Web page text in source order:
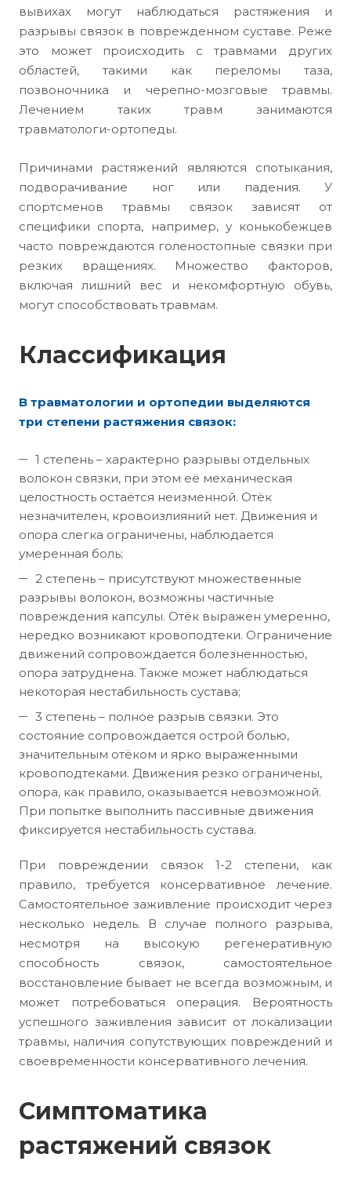
вывихах могут наблюдаться растяжения и
разрывы связок в поврежденном суставе. Реже
это может происходить с травмами других
областей, такими как переломы таза,
позвоночника и черепно-мозговые травмы.
Лечением таких травм занимаются
травматологи-ортопеды.
Причинами растяжений являются спотыкания,
подворачивание ног или падения. У
спортсменов травмы связок зависят от
специфики спорта, например, у конькобежцев
часто повреждаются голеностопные связки при
резких вращениях. Множество факторов,
включая лишний вес и некомфортную обувь,
могут способствовать травмам.
Классификация
В травматологии и ортопедии выделяются
три степени растяжения связок:
1 степень – характерно разрывы отдельных
волокон связки, при этом её механическая
целостность остаётся неизменной. Отёк
незначителен, кровоизлияний нет. Движения и
опора слегка ограничены, наблюдается
умеренная боль;
2 степень – присутствуют множественные
разрывы волокон, возможны частичные
повреждения капсулы. Отёк выражен умеренно,
нередко возникают кровоподтеки. Ограничение
движений сопровождается болезненностью,
опора затруднена. Также может наблюдаться
некоторая нестабильность сустава;
3 степень – полное разрыв связки. Это
состояние сопровождается острой болью,
значительным отёком и ярко выраженными
кровоподтеками. Движения резко ограничены,
опора, как правило, оказывается невозможной.
При попытке выполнить пассивные движения
фиксируется нестабильность сустава.
При повреждении связок 1-2 степени, как
правило, требуется консервативное лечение.
Самостоятельное заживление происходит через
несколько недель. В случае полного разрыва,
несмотря на высокую регенеративную
способность связок, самостоятельное
восстановление бывает не всегда возможным, и
может потребоваться операция. Вероятность
успешного заживления зависит от локализации
травмы, наличия сопутствующих повреждений и
своевременности консервативного лечения.
Симптоматика
растяжений связок